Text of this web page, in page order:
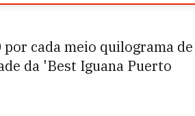
por cada meio quilograma de
da 'Best Iguana Puerto